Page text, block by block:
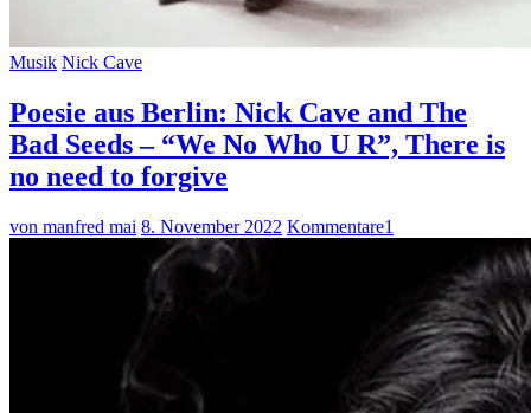
Musik Nick Cave
Poesie aus Berlin: Nick Cave and The
Bad Seeds – “We No Who U R”, There is
no need to forgive
von manfred mai 8. November 2022 Kommentare1